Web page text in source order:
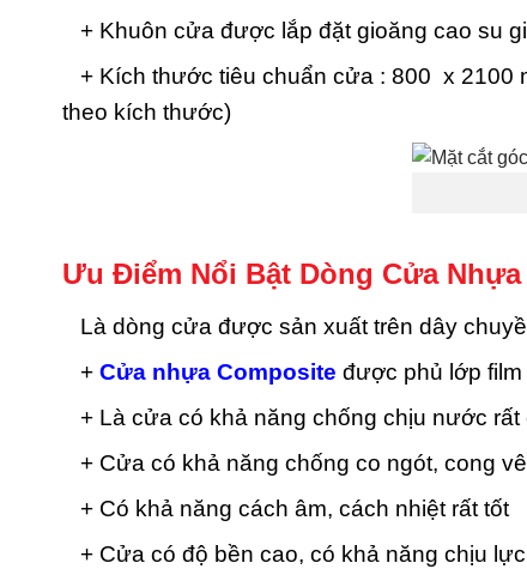
+ Khuôn cửa được lắp đặt gioăng cao su
+ Kích thước tiêu chuẩn cửa : 800 x 2100
theo kích thước)
Ưu Điểm Nổi Bật Dòng Cửa
Là dòng cửa được sản xuất trên dây
+ Cửa nhựa Composite được phủ lớp
+ Là cửa có khả năng chống chịu nước
+ Cửa có khả năng chống co ngót, cong
+ Có khả năng cách âm, cách nhiệt rất tốt
+ Cửa có độ bền cao, có khả năng chịu